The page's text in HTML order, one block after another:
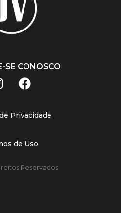
SE CONOSCO
Privacidade
de Uso
Reservados